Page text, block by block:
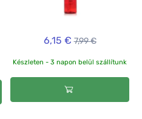
6,15 € 7,99 €
Készleten - 3 napon belül szállítunk